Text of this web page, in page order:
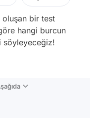
bir test
hangi burcun
söyleyeceğiz!